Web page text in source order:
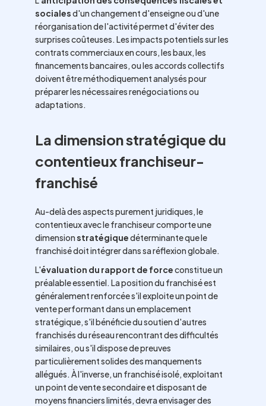
socialesd'un changement d'enseigne ou d'une
réorganisation de l'activité permet d'éviter des
surprises coûteuses. Les impacts potentiels sur les
contrats commerciaux en cours, les baux, les
financements bancaires, ou les accords collectifs
doivent être méthodiquement analysés pour
préparer les nécessaires renégociations ou
adaptations.
La dimension stratégique du
contentieux franchiseur-
franchisé
Au-delà des aspects purement juridiques, le
contentieux avec le franchiseur comporte une
dimensionstratégiquedéterminante que le
franchisé doit intégrer dans sa réflexion globale.
L'évaluation du rapport de forceconstitue un
préalable essentiel. La position du franchisé est
généralement renforcée s'il exploite un point de
vente performant dans un emplacement
stratégique, s'il bénéficie du soutien d'autres
franchisés du réseau rencontrant des difficultés
similaires, ou s'il dispose de preuves
particulièrement solides des manquements
allégués. À l'inverse, un franchisé isolé, exploitant
un point de vente secondaire et disposant de
moyens financiers limités, devra envisager des